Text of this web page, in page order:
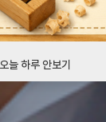
오늘 하루 안보기